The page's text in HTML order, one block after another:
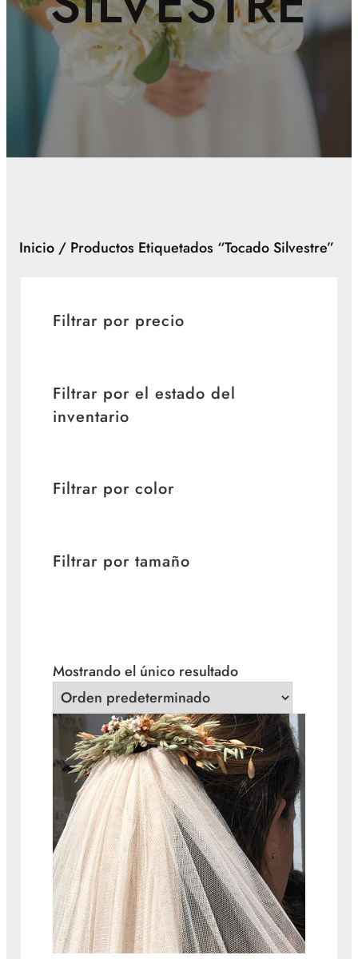
Inicio/ Productos Etiquetados “tocado Silvestre”
Filtrar por precio
Filtrar por el estado del
inventario
Filtrar por color
Filtrar por tamaño
Mostrando el único resultado